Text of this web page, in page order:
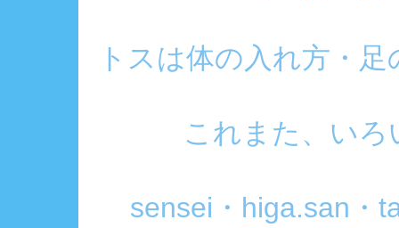
トスは体の入れ方・
これまた、い
sensei・higa.san・